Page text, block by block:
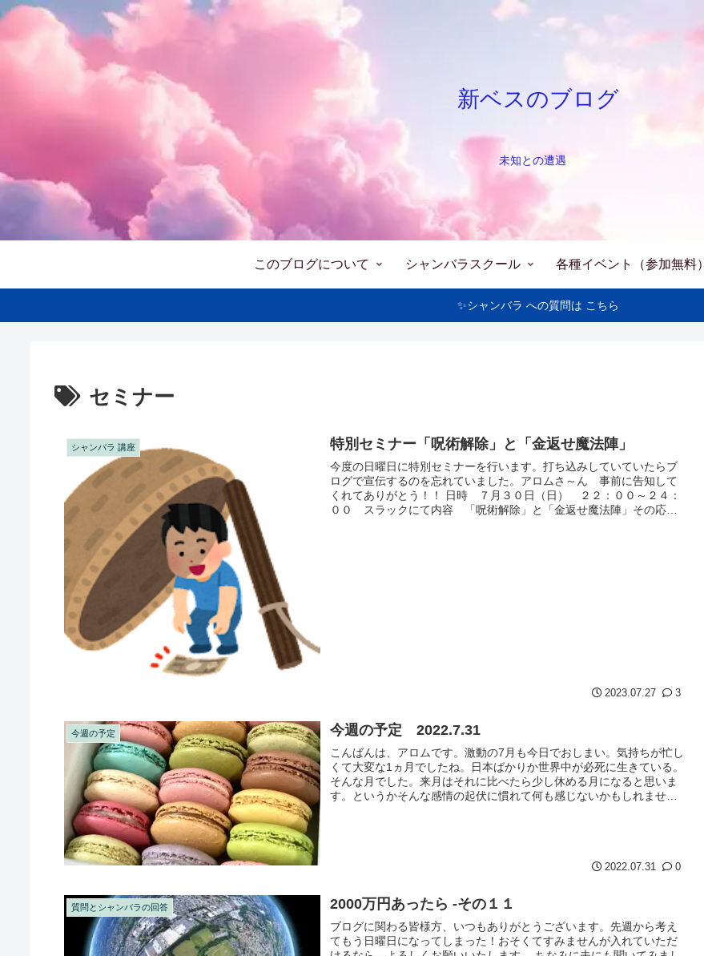
新ベスのブログ
未知との遭遇
このブログについて シャンバラスクール 各種イベント（参加無料）
✨シャンバラ への質問は こちら
セミナー
シャンバラ 講座 特別セミナー「呪術解除」と「金返せ魔法陣」
今度の日曜日に特別セミナーを行います。打ち込みしていていたらブ
ログで宣伝するのを忘れていました。アロムさ～ん 事前に告知して
くれてありがとう！！ 日時 ７月３０日（日） ２２：００～２４：
００ スラックにて内容 「呪術解除」と「金返せ魔法陣」その応用
2023.07.27 3
今週の予定 今週の予定 2022.7.31
こんばんは、アロムです。激動の7月も今日でおしまい。気持ちが忙し
くて大変な1ヵ月でしたね。日本ばかりか世界中が必死に生きている。
そんな月でした。来月はそれに比べたら少し休める月になると思いま
す。というかそんな感情の起伏に慣れて何も感じないかもしれませ
2022.07.31 0
質問とシャンバラの回答 2000万円あったら -その１１
ブログに関わる皆様方、いつもありがとうございます。先週から考え
てもう日曜日になってしまった！おそくてすみませんが入れていただ